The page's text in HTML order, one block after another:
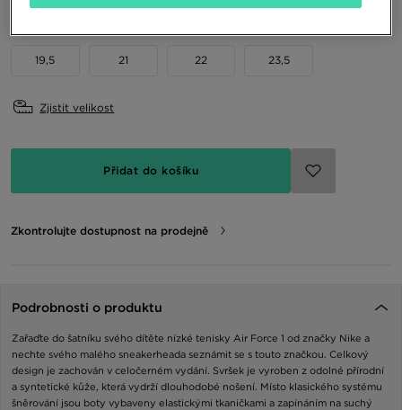
EU US
19,5 21 22 23,5
Zjistit velikost
Přidat do košíku
Zkontrolujte dostupnost na prodejně
Podrobnosti o produktu
Zařaďte do šatníku svého dítěte nízké tenisky Air Force 1 od značky Nike a
nechte svého malého sneakerheada seznámit se s touto značkou. Celkový
design je zachován v celočerném vydání. Svršek je vyroben z odolné přírodní
a syntetické kůže, která vydrží dlouhodobé nošení. Místo klasického systému
šněrování jsou boty vybaveny elastickými tkaničkami a zapínáním na suchý